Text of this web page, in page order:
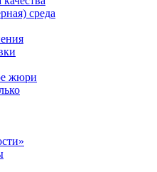
среда
жюри